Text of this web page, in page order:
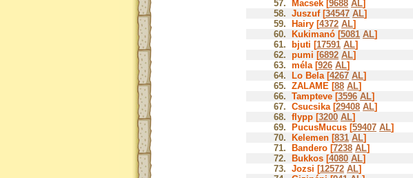
57.
Macsek [9688 AL]
58. Juszuf [34547 AL]
59.
Hairy [4372 AL]
60.
Kukimanó [5081 AL]
61.
bjuti [17591 AL]
62. pumi [6892 AL]
63. méla [926 AL]
64.
Lo Bela [4267 AL]
65. ZALAME [88 AL]
66. Tampteve [3596 AL]
67. Csucsika [29408 AL]
68. flypp [3200 AL]
69.
PucusMucus [59407 AL]
70.
Kelemen [831 AL]
71.
Bandero [7238 AL]
72.
Bukkos [4080 AL]
73. Jozsi [12572 AL]